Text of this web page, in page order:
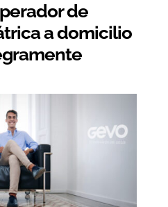
de
a domicilio